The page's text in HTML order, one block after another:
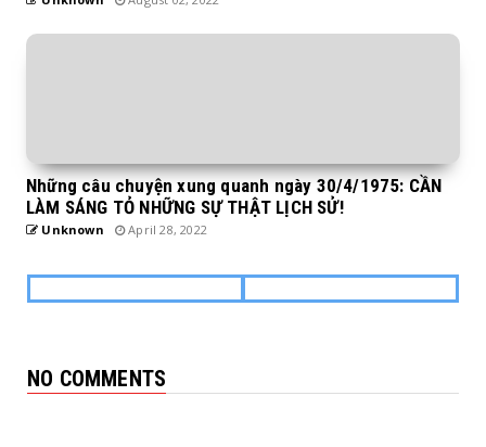
Những câu chuyện xung quanh ngày 30/4/1975: CẦN
LÀM SÁNG TỎ NHỮNG SỰ THẬT LỊCH SỬ!
Unknown April 28, 2022
NO COMMENTS